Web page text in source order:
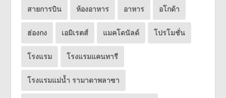
สายการบิน ห้องอาหาร อาหาร อโกด้า
ฮ่องกง เอมิเรตส์ แมคโดนัลด์ โปรโมชั่น
โรงแรม โรงแรมแคนทารี
โรงแรมแม่น้ำ รามาดาพลาซา